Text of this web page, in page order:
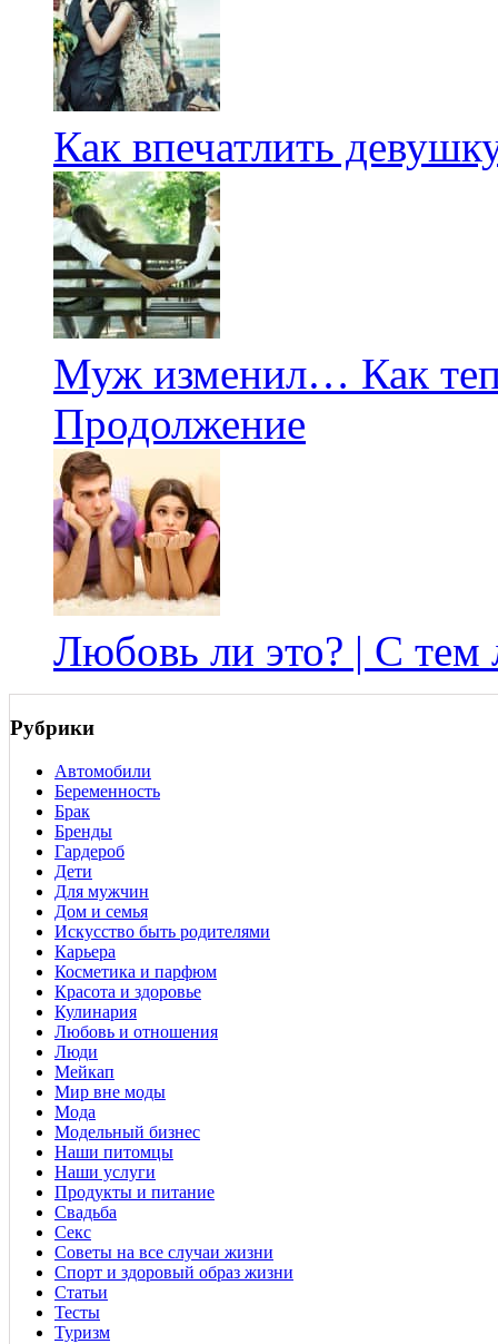
Как впечатлить
Муж изменил… Как
Продолжение
Любовь ли это? | С тем
Рубрики
Автомобили
Беременность
Брак
Бренды
Гардероб
Дети
Для мужчин
Дом и семья
Искусство быть родителями
Карьера
Косметика и парфюм
Красота и здоровье
Кулинария
Любовь и отношения
Люди
Мейкап
Мир вне моды
Мода
Модельный бизнес
Наши питомцы
Наши услуги
Продукты и питание
Свадьба
Секс
Советы на все случаи жизни
Спорт и здоровый образ жизни
Статьи
Тесты
Туризм